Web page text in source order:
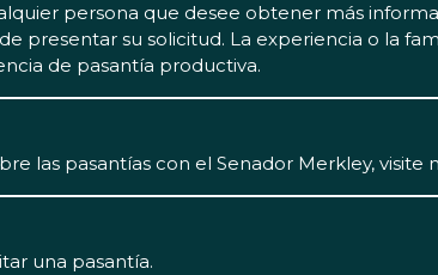
persona que desee obtener más
presentar su solicitud. La experiencia o la
de pasantía productiva.
las pasantías con el Senador Merkley, visite
una pasantía.